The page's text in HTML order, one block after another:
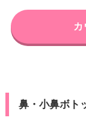
鼻・小鼻ボト